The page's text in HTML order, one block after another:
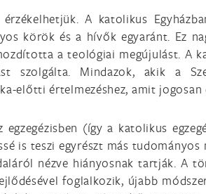
A katolikus
körök és a hívők egyaránt. Ez
a teológiai megújulást. A
Mindazok, akik a
előtti értelmezéshez, amit
(így a katolikus
is teszi egyrészt más tudományos
nézve hiányosnak tartják. A
foglalkozik, újabb